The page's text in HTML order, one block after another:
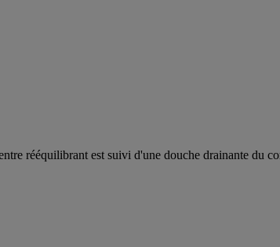
rééquilibrant est suivi d'une douche drainante du